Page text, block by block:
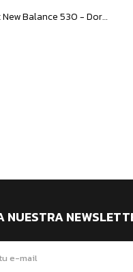
Championes Unisex New Balance 530 - Dorado - Beige
NUESTRA